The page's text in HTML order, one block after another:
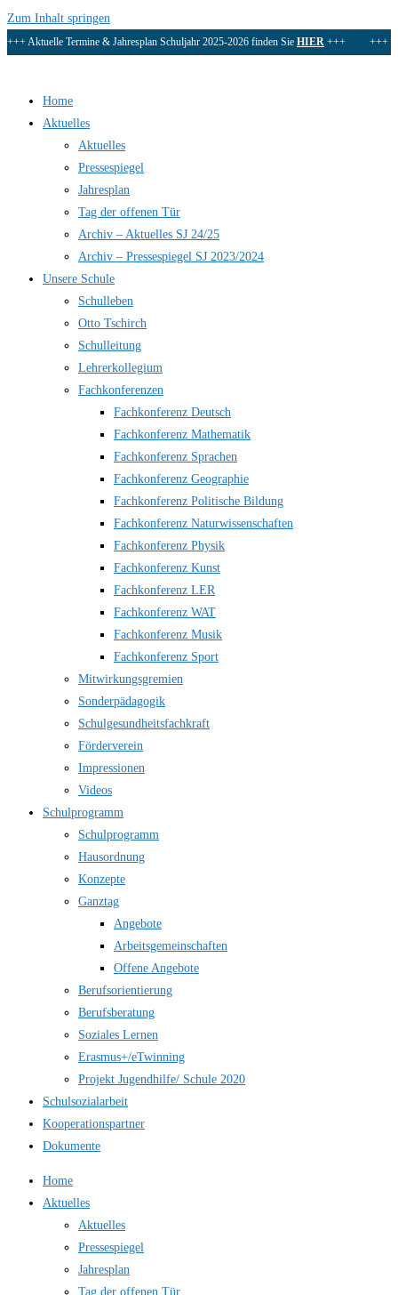
Zum Inhalt springen
+++ Aktuelle Termine & Jahresplan Schuljahr 2025-2026 finden Sie HIER +++ +++
Home
Aktuelles
Aktuelles
Pressespiegel
Jahresplan
Tag der offenen Tür
Archiv – Aktuelles SJ 24/25
Archiv – Pressespiegel SJ 2023/2024
Unsere Schule
Schulleben
Otto Tschirch
Schulleitung
Lehrerkollegium
Fachkonferenzen
Fachkonferenz Deutsch
Fachkonferenz Mathematik
Fachkonferenz Sprachen
Fachkonferenz Geographie
Fachkonferenz Politische Bildung
Fachkonferenz Naturwissenschaften
Fachkonferenz Physik
Fachkonferenz Kunst
Fachkonferenz LER
Fachkonferenz WAT
Fachkonferenz Musik
Fachkonferenz Sport
Mitwirkungsgremien
Sonderpädagogik
Schulgesundheitsfachkraft
Förderverein
Impressionen
Videos
Schulprogramm
Schulprogramm
Hausordnung
Konzepte
Ganztag
Angebote
Arbeitsgemeinschaften
Offene Angebote
Berufsorientierung
Berufsberatung
Soziales Lernen
Erasmus+/eTwinning
Projekt Jugendhilfe/ Schule 2020
Schulsozialarbeit
Kooperationspartner
Dokumente
Home
Aktuelles
Aktuelles
Pressespiegel
Jahresplan
Tag der offenen Tür